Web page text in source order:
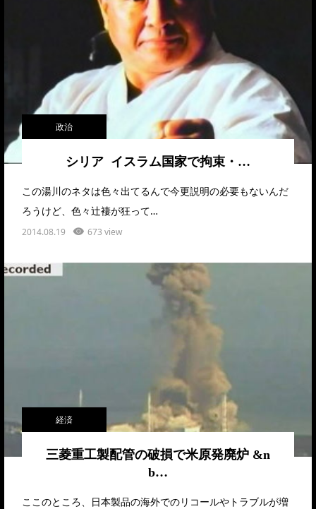
政治
シリア イスラム国家で拘束・…
この湯川のネタは色々出てるんで今更説明の必要もないんだ
ろうけど、色々辻褄が狂って…
2014.08.19 673 view
経済
三菱重工製配管の破損で米原発廃炉 &n
b…
ここのところ、日本製品の海外でのリコールやトラブルが増